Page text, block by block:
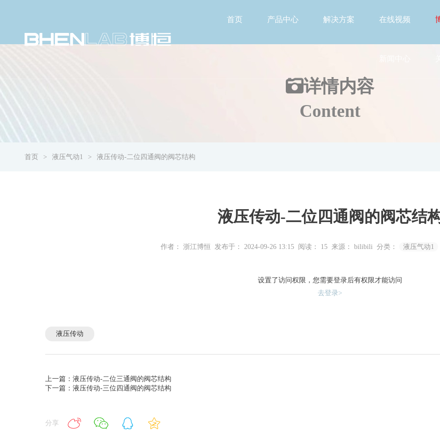
首页 产品中心 解决方案 在线视频
详情内容
Content
首页 液压气动1 液压传动-二位四通阀的阀芯结构
液压传动-二位四通阀的阀芯结
作者： 浙江博恒 发布于： 2024-09-26 13:15 阅读： 15 来源： bilibili 分类： 液压气动1
设置了访问权限，您需要登录后有权限才能访问
去登录>
液压传动
上一篇：液压传动-二位三通阀的阀芯结构
下一篇：液压传动-三位四通阀的阀芯结构
分享